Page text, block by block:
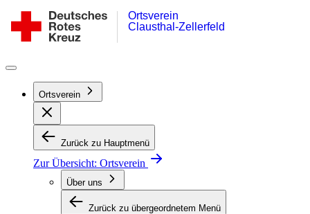
Inhalt
springen
Ortsverein
Clausthal-
Clausthal-Zellerfeld
Ortsverein
Ortsverein
Zurück zu Hauptmenü
Zur Übersicht: Ortsverein
Über uns
Zurück zu übergeordnetem Menü